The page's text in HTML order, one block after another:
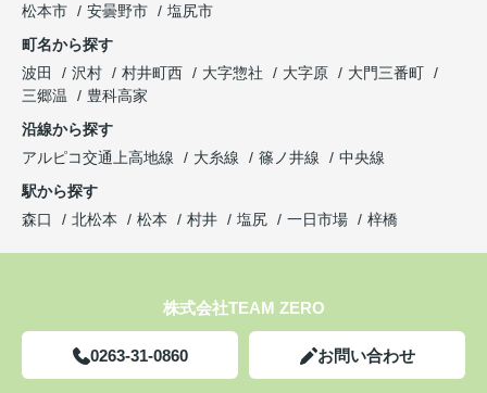
松本市
安曇野市
塩尻市
町名から探す
波田
沢村 村井町西 大字惣社 大字原
大門三番町
三郷温
豊科高家
沿線から探す
アルピコ交通上高地線
大糸線 篠ノ井線
中央線
駅から探す
森口
北松本 松本 村井 塩尻 一日市場 梓橋
株式会社TEAM ZERO
0263-31-0860 お問い合わせ